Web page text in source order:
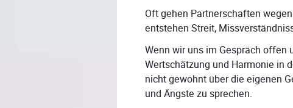
Oft gehen Partnerschaften
entstehen Streit,
Wenn wir uns im Gespräch
Wertschätzung und Harmonie in
nicht gewohnt über die eigenen
und Ängste zu sprechen.